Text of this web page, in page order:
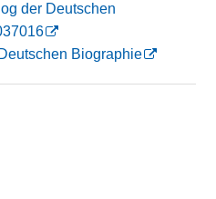
der Deutschen
Biographie